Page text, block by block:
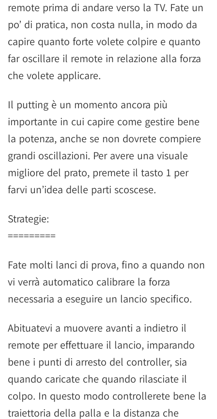
remote prima di andare verso la TV. Fate un
po’ di pratica, non costa nulla, in modo da
capire quanto forte volete colpire e quanto
far oscillare il remote in relazione alla forza
che volete applicare.
Il putting è un momento ancora più
importante in cui capire come gestire bene
la potenza, anche se non dovrete compiere
grandi oscillazioni. Per avere una visuale
migliore del prato, premete il tasto 1 per
farvi un’idea delle parti scoscese.
Strategie:
=========
Fate molti lanci di prova, fino a quando non
vi verrà automatico calibrare la forza
necessaria a eseguire un lancio specifico.
Abituatevi a muovere avanti a indietro il
remote per effettuare il lancio, imparando
bene i punti di arresto del controller, sia
quando caricate che quando rilasciate il
colpo. In questo modo controllerete bene la
traiettoria della palla e la distanza che